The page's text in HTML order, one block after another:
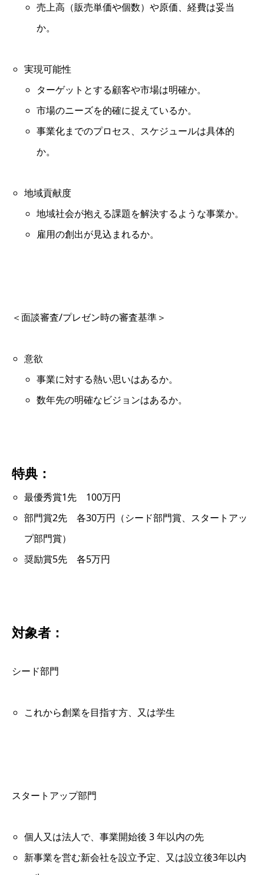
売上高（販売単価や個数）や原価、経費は妥当
か。
実現可能性
ターゲットとする顧客や市場は明確か。
市場のニーズを的確に捉えているか。
事業化までのプロセス、スケジュールは具体的
か。
地域貢献度
地域社会が抱える課題を解決するような事業か。
雇用の創出が見込まれるか。
＜面談審査/プレゼン時の審査基準＞
意欲
事業に対する熱い思いはあるか。
数年先の明確なビジョンはあるか。
特典：
最優秀賞1先 100万円
部門賞2先 各30万円（シード部門賞、スタートアッ
プ部門賞）
奨励賞5先 各5万円
対象者：
シード部門
これから創業を目指す方、又は学生
スタートアップ部門
個人又は法人で、事業開始後 3 年以内の先
新事業を営む新会社を設立予定、又は設立後3年以内